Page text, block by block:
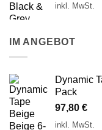
inkl. MwSt.
IM ANGEBOT
Dynamic
Pack
97,80 €
inkl. MwSt.